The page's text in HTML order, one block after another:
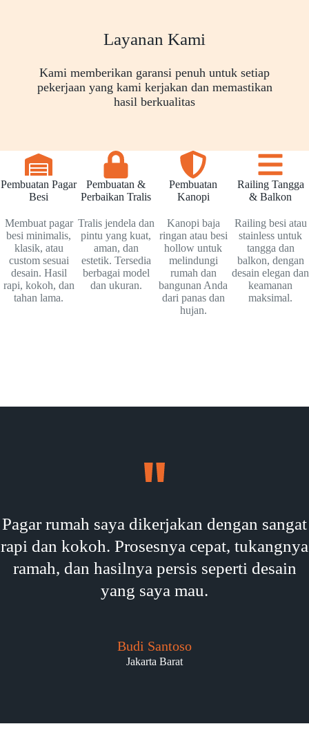
Layanan Kami
Kami memberikan garansi penuh untuk setiap
pekerjaan yang kami kerjakan dan memastikan
hasil berkualitas
Pembuatan Pagar
Besi
Membuat pagar
besi minimalis,
klasik, atau
custom sesuai
desain. Hasil
rapi, kokoh, dan
tahan lama.
Pembuatan &
Perbaikan Tralis
Tralis jendela dan
pintu yang kuat,
aman, dan
estetik. Tersedia
berbagai model
dan ukuran.
Pembuatan
Kanopi
Kanopi baja
ringan atau besi
hollow untuk
melindungi
rumah dan
bangunan Anda
dari panas dan
hujan.
Railing Tangga
& Balkon
Railing besi atau
stainless untuk
tangga dan
balkon, dengan
desain elegan dan
keamanan
maksimal.
Pagar rumah saya dikerjakan dengan sangat
rapi dan kokoh. Prosesnya cepat, tukangnya
ramah, dan hasilnya persis seperti desain
yang saya mau.
Budi Santoso
Jakarta Barat